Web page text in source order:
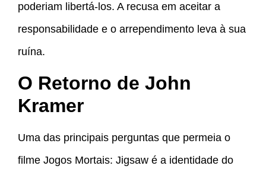
poderiam libertá-los. A recusa em aceitar a
responsabilidade e o arrependimento leva à sua
ruína.
O Retorno de John
Kramer
Uma das principais perguntas que permeia o
filme Jogos Mortais: Jigsaw é a identidade do